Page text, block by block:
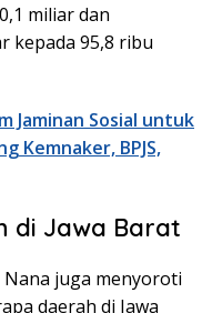
miliar dan
kepada 95,8 ribu
Jaminan Sosial untuk
Kemnaker, BPJS,
di Jawa Barat
juga menyoroti
daerah di Jawa